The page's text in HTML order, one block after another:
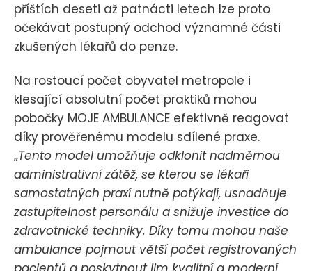
příštích deseti až patnácti letech lze proto
očekávat postupný odchod významné části
zkušených lékařů do penze.
Na rostoucí počet obyvatel metropole i
klesající absolutní počet praktiků mohou
pobočky MOJE AMBULANCE efektivně reagovat
díky prověřenému modelu sdílené praxe.
„Tento model umožňuje odklonit nadměrnou
administrativní zátěž, se kterou se lékaři
samostatných praxí nutně potýkají, usnadňuje
zastupitelnost personálu a snižuje investice do
zdravotnické techniky. Díky tomu mohou naše
ambulance pojmout větší počet registrovaných